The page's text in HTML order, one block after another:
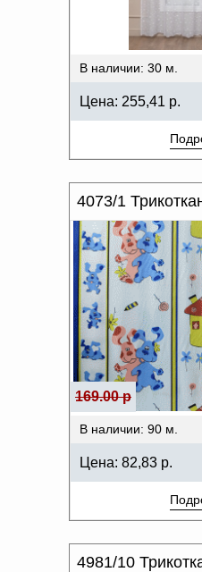
В наличии: 30 м.
Цена: 255,41 р.
4073/1
169.00 р
В наличии: 90 м.
Цена: 82,83 р.
4981/10